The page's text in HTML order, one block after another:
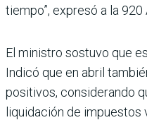
tiempo”, expresó a la 920
El ministro sostuvo que
Indicó que en abril
positivos, considerando
liquidación de impuestos